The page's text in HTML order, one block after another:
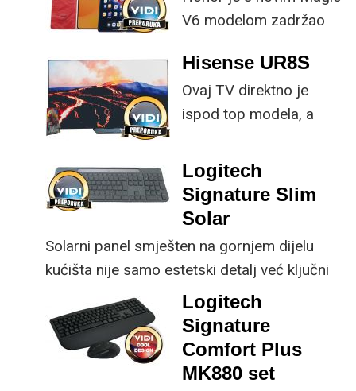
V6 modelom zadržao
specifikacije, no
istovremeno
implementirao
ključne svakom
korisniku.
Hisense UR8S
Ovaj TV direktno je
ispod top modela, a
male ustupke možete
osjetno uštedjeti pri
kupnji.
Logitech
Signature Slim
Solar
Solarni panel smješten na gornjem dijelu
kućišta nije samo estetski detalj već ključni
dio koncepta ovog proizvoda, jer koristi
energiju prirodnog ili umjetnog svjetla za
rad.
Logitech
Signature
Comfort Plus
MK880 set